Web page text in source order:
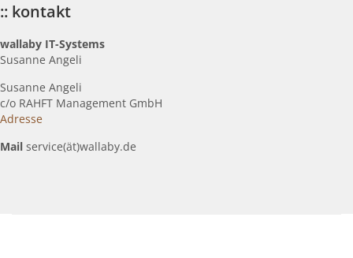
:: kontakt
wallaby IT-Systems
Susanne Angeli
Susanne Angeli
c/o RAHFT Management GmbH
Adresse
Mail service(ät)wallaby.de